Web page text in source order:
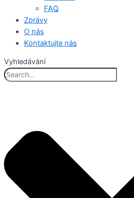
FAQ
Zprávy
O nás
Kontaktujte nás
Vyhledávání